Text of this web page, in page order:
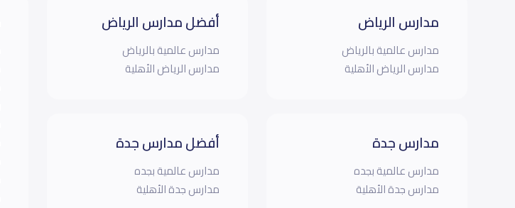
مدارس الرياض
مدارس عالمية بالرياض
مدارس الرياض الأهلية
مدارس جدة
مدارس عالمية بجده
مدارس جدة الأهلية
أفضل مدارس الرياض
مدارس عالمية بالرياض
مدارس الرياض الأهلية
أفضل مدارس جدة
مدارس عالمية بجده
مدارس جدة الأهلية